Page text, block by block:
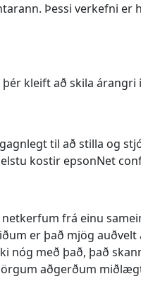
Þessi verkefni er
kleift að skila árangri
til að stilla og
kostir epsonNet
frá einu
er það mjög auðvelt
með það, það
aðgerðum